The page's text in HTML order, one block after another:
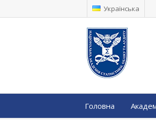
Українська
Головна